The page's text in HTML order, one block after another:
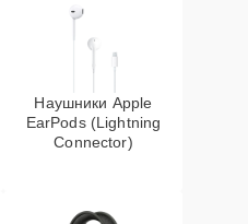
Наушники Apple
EarPods (Lightning
Connector)